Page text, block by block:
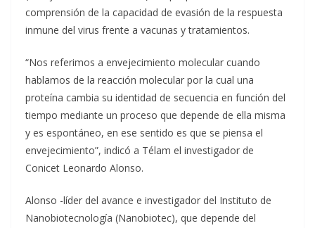
comprensión de la capacidad de evasión de la respuesta
inmune del virus frente a vacunas y tratamientos.
“Nos referimos a envejecimiento molecular cuando
hablamos de la reacción molecular por la cual una
proteína cambia su identidad de secuencia en función del
tiempo mediante un proceso que depende de ella misma
y es espontáneo, en ese sentido es que se piensa el
envejecimiento”, indicó a Télam el investigador de
Conicet Leonardo Alonso.
Alonso -líder del avance e investigador del Instituto de
Nanobiotecnología (Nanobiotec), que depende del